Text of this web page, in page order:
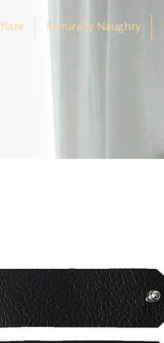
Naturally Naughty